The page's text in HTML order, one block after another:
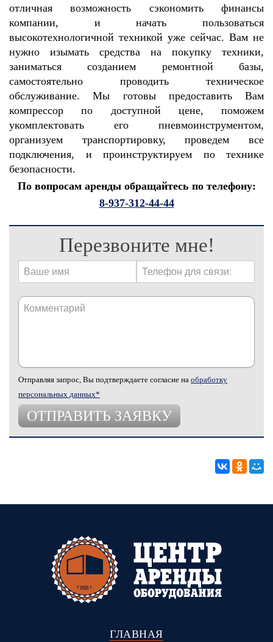
отличная возможность сэкономить финансы
компании, и начать пользоваться
высокотехнологичной техникой уже сейчас. Вам не
нужно изымать средства на покупку техники,
заниматься созданием ремонтной базы,
самостоятельно проводить техническое
обслуживание. Мы готовы предоставить Вам
компрессор по доступной цене, поможем
укомплектовать его пневмоинструментом,
организуем транспортировку, проведем все
подключения, и проинструктируем по технике
безопасности.
По вопросам аренды обращайтесь по телефону:
8-937-312-44-44
Перезвоните мне!
Отправляя запрос, Вы подтверждаете согласие на обработку
персональных данных*
ГЛАВНАЯ